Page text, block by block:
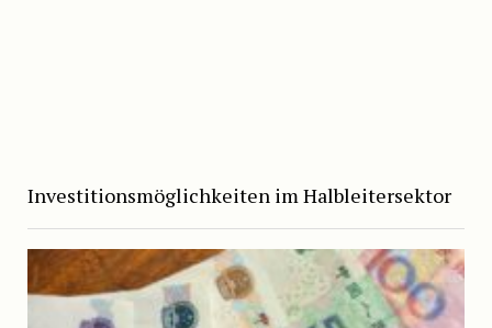
Investitionsmöglichkeiten im Halbleitersektor